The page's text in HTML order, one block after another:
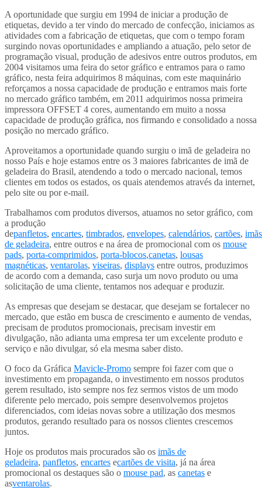
A oportunidade que surgiu em 1994 de iniciar a produção de
etiquetas, devido a ter vindo do mercado de confecção, iniciamos as
atividades com a fabricação de etiquetas, que com o tempo foram
surgindo novas oportunidades e ampliando a atuação, pelo setor de
programação visual, produção de adesivos entre outros produtos, em
2004 visitamos uma feira do setor gráfico e entramos para o ramo
gráfico, nesta feira adquirimos 8 máquinas, com este maquinário
reforçamos a nossa capacidade de produção e entramos mais forte
no mercado gráfico também, em 2011 adquirimos nossa primeira
impressora OFFSET 4 cores, aumentando em muito a nossa
capacidade de produção gráfica, nos firmando e consolidado a nossa
posição no mercado gráfico.
Aproveitamos a oportunidade quando surgiu o imã de geladeira no
nosso País e hoje estamos entre os 3 maiores fabricantes de imã de
geladeira do Brasil, atendendo a todo o mercado nacional, temos
clientes em todos os estados, os quais atendemos através da internet,
pelo site ou por e-mail.
Trabalhamos com produtos diversos, atuamos no setor gráfico, com
a produção
depanfletos, encartes, timbrados, envelopes, calendários, cartões, imãs
de geladeira, entre outros e na área de promocional com os mouse
pads, porta-comprimidos, porta-blocos,canetas, lousas
magnéticas, ventarolas, viseiras, displays entre outros, produzimos
de acordo com a demanda, caso surja um novo produto ou uma
solicitação de uma cliente, tentamos nos adequar e produzir.
As empresas que desejam se destacar, que desejam se fortalecer no
mercado, que estão em busca de crescimento e aumento de vendas,
precisam de produtos promocionais, precisam investir em
divulgação, não adianta uma empresa ter um excelente produto e
serviço e não divulgar, só ela mesma saber disto.
O foco da Gráfica Mavicle-Promo sempre foi fazer com que o
investimento em propaganda, o investimento em nossos produtos
gerem resultado, isto sempre nos fez sermos vistos de um modo
diferente pelo mercado, pois sempre desenvolvemos projetos
diferenciados, com ideias novas sobre a utilização dos mesmos
produtos, gerando resultado para os nossos clientes crescemos
juntos.
Hoje os produtos mais procurados são os imãs de
geladeira, panfletos, encartes ecartões de visita, já na área
promocional os destaques são o mouse pad, as canetas e
asventarolas.